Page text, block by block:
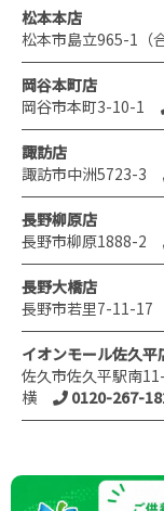
松本本店
松本市島立965-1（
岡谷本町店
岡谷市本町3-10-1
諏訪店
諏訪市中洲5723-3
長野柳原店
長野市柳原1888-2
長野大橋店
長野市若里7-11-17
イオンモール佐久平
佐久市佐久平駅南
横
0120-267-